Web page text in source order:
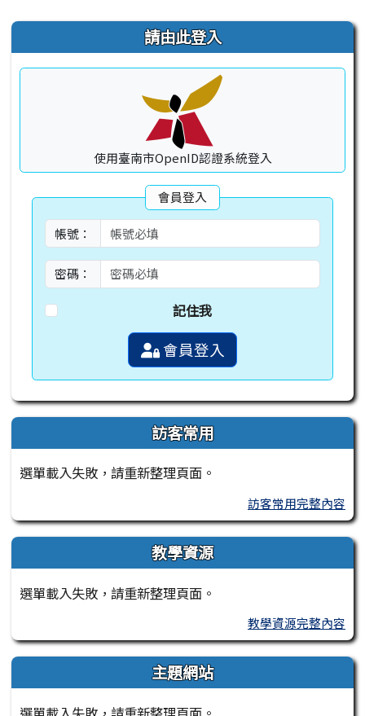
右邊區域內容 請由此登入
使用臺南市OpenID認證系統登入
會員登入
帳號：
密碼：
記住我
會員登入
訪客常用
選單載入失敗，請重新整理頁面。
訪客常用完整內容
教學資源
選單載入失敗，請重新整理頁面。
教學資源完整內容
主題網站